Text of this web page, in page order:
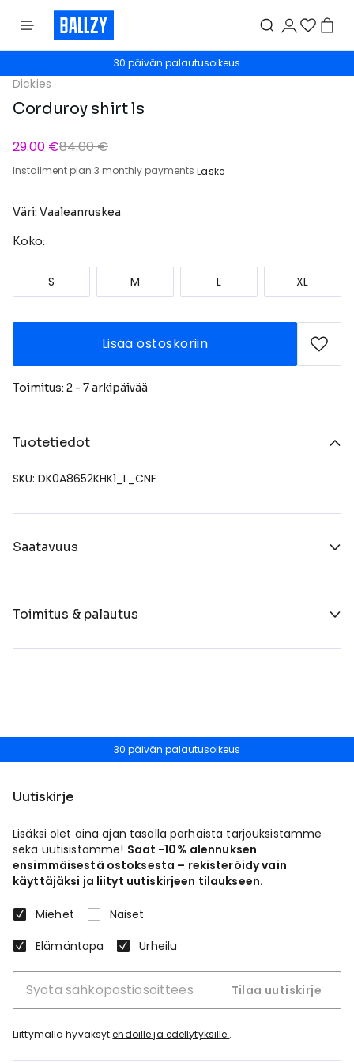
30 päivän palautusoikeus
Dickies
Corduroy shirt ls
29.00 €84.00 €
Installment plan 3 monthly payments Laske
Väri: Vaaleanruskea
Koko:
S M L XL
Lisää ostoskoriin
Toimitus: 2 - 7 arkipäivää
Tuotetiedot
SKU: DK0A8652KHK1_L_CNF
Saatavuus
Toimitus & palautus
30 päivän palautusoikeus
Uutiskirje
Lisäksi olet aina ajan tasalla parhaista tarjouksistamme
sekä uutisistamme! Saat -10% alennuksen
ensimmäisestä ostoksesta – rekisteröidy vain
käyttäjäksi ja liityt uutiskirjeen tilaukseen.
Miehet
Naiset
Elämäntapa
Urheilu
Tilaa uutiskirje
Liittymällä hyväksytehdoille ja edellytyksille..